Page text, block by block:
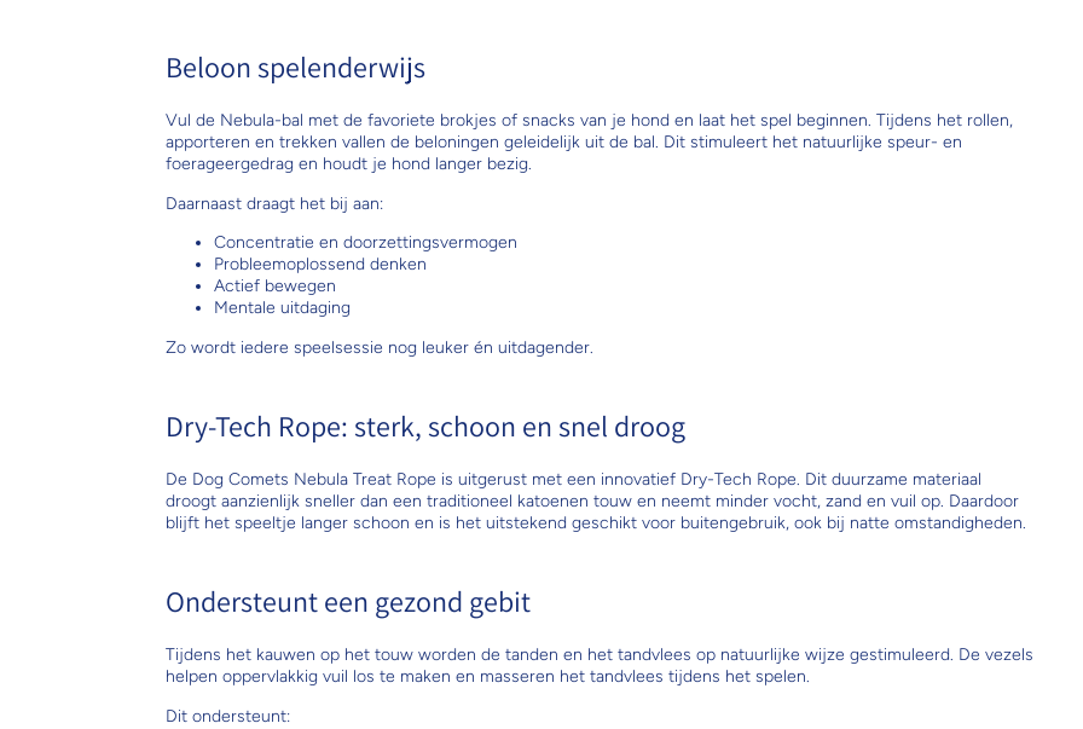
Beloon spelenderwijs
Vul de Nebula-bal met de favoriete brokjes of snacks van je hond en laat het spel beginnen. Tijdens het rollen,
apporteren en trekken vallen de beloningen geleidelijk uit de bal. Dit stimuleert het natuurlijke speur- en
foerageergedrag en houdt je hond langer bezig.
Daarnaast draagt het bij aan:
Concentratie en doorzettingsvermogen
Probleemoplossend denken
Actief bewegen
Mentale uitdaging
Zo wordt iedere speelsessie nog leuker én uitdagender.
Dry-Tech Rope: sterk, schoon en snel droog
De Dog Comets Nebula Treat Rope is uitgerust met een innovatief Dry-Tech Rope. Dit duurzame materiaal
droogt aanzienlijk sneller dan een traditioneel katoenen touw en neemt minder vocht, zand en vuil op. Daardoor
blijft het speeltje langer schoon en is het uitstekend geschikt voor buitengebruik, ook bij natte omstandigheden.
Ondersteunt een gezond gebit
Tijdens het kauwen op het touw worden de tanden en het tandvlees op natuurlijke wijze gestimuleerd. De vezels
helpen oppervlakkig vuil los te maken en masseren het tandvlees tijdens het spelen.
Dit ondersteunt: